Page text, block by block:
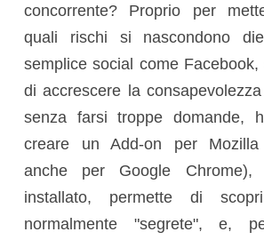
concorrente? Proprio per
quali rischi si nascondono
semplice social come
di accrescere la
senza farsi troppe domande,
creare un Add-on per
anche per Google
installato, permette di
normalmente "segrete", e,